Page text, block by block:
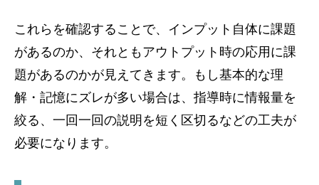
これらを確認することで、インプット自体に課題
があるのか、それともアウトプット時の応用に課
題があるのかが見えてきます。もし基本的な理
解・記憶にズレが多い場合は、指導時に情報量を
絞る、一回一回の説明を短く区切るなどの工夫が
必要になります。